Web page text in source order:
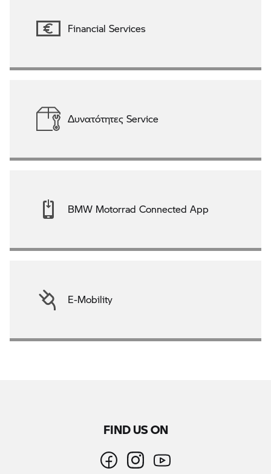
Financial Services
Δυνατότητες Service
BMW Motorrad Connected App
E-Mobility
FIND US ON